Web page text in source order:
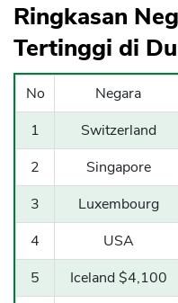
Ringkasan
Tertinggi di
No Negara
1
Switzerland
2
Singapore
3
Luxembourg
4
USA
5
Iceland $4,100